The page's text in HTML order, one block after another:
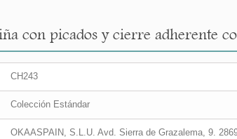
con picados y cierre adherente
CH243
Colección Estándar
OKAASPAIN, S.L.U. Avd. Sierra de Grazalema, 9.